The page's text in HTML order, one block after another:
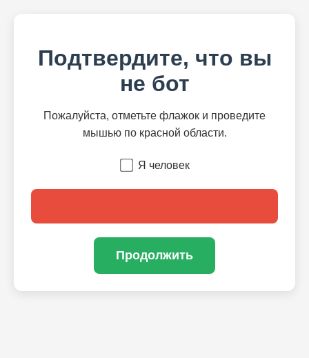
Подтвердите, что вы
не бот
Пожалуйста, отметьте флажок и проведите
мышью по красной области.
Я человек
Продолжить